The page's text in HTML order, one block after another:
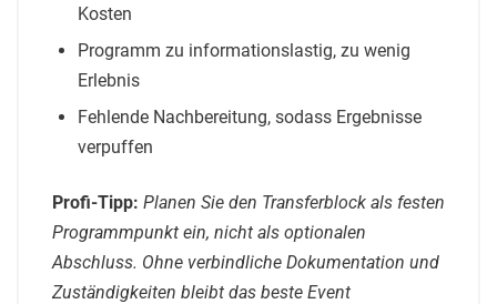
Kosten
Programm zu informationslastig, zu wenig
Erlebnis
Fehlende Nachbereitung, sodass Ergebnisse
verpuffen
Profi-Tipp: Planen Sie den Transferblock als festen
Programmpunkt ein, nicht als optionalen
Abschluss. Ohne verbindliche Dokumentation und
Zuständigkeiten bleibt das beste Event